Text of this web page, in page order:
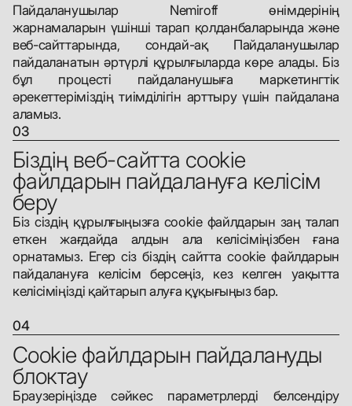
Пайдаланушылар Nemiroff өнімдерінің
жарнамаларын үшінші тарап қолданбаларында және
веб-сайттарында, сондай-ақ Пайдаланушылар
пайдаланатын әртүрлі құрылғыларда көре алады. Біз
бұл процесті пайдаланушыға маркетингтік
әрекеттеріміздің тиімділігін арттыру үшін пайдалана
аламыз.
03
Біздің веб-сайтта cookie
файлдарын пайдалануға келісім
беру
Біз сіздің құрылғыңызға cookie файлдарын заң талап
еткен жағдайда алдын ала келісіміңізбен ғана
орнатамыз. Егер сіз біздің сайтта cookie файлдарын
пайдалануға келісім берсеңіз, кез келген уақытта
келісіміңізді қайтарып алуға құқығыңыз бар.
04
Cookie файлдарын пайдалануды
блоктау
Браузеріңізде сәйкес параметрлерді белсендіру